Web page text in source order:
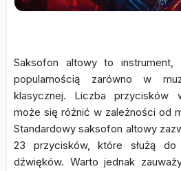
Saksofon altowy to
popularnością zarówno w
klasycznej. Liczba przycisków
może się różnić w zależności od
Standardowy saksofon altowy
23 przycisków, które służą do
dźwięków. Warto jednak